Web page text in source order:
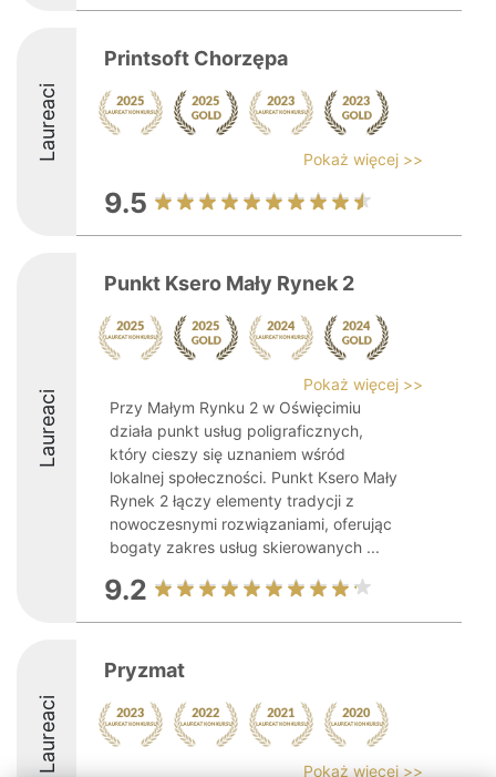
Laureaci
Printsoft Chorzępa
Pokaż więcej >>
9.5
Laureaci
Punkt Ksero Mały Rynek 2
Pokaż więcej >>
Przy Małym Rynku 2 w Oświęcimiu
działa punkt usług poligraficznych,
który cieszy się uznaniem wśród
lokalnej społeczności. Punkt Ksero Mały
Rynek 2 łączy elementy tradycji z
nowoczesnymi rozwiązaniami, oferując
bogaty zakres usług skierowanych ...
9.2
Laureaci
Pryzmat
Pokaż więcej >>